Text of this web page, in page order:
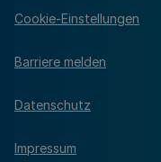
Cookie-Einstellungen
Barriere melden
Datenschutz
Impressum